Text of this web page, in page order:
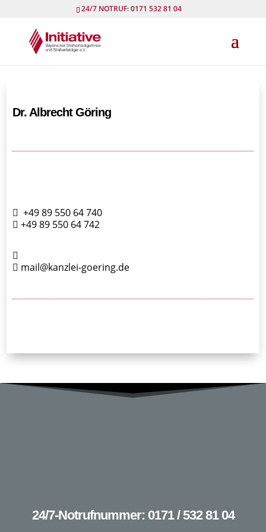
24/7 NOTRUF: 0171 532 81 04
Dr. Albrecht Göring
+49 89 550 64 740
+49 89 550 64 742
mail@kanzlei-goering.de
24/7-Notrufnummer: 0171 / 532 81 04